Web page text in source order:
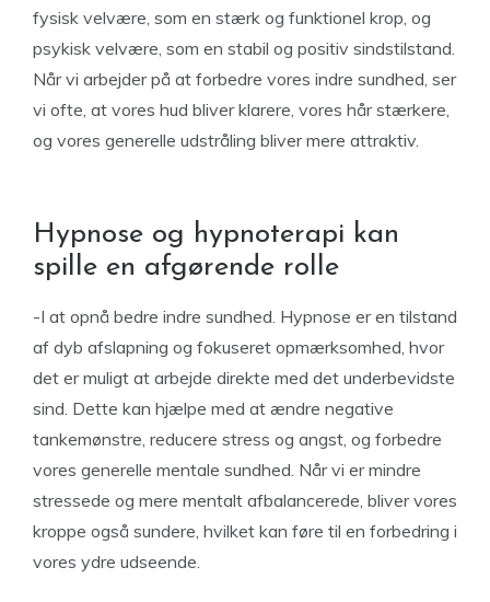
fysisk velvære, som en stærk og funktionel krop, og
psykisk velvære, som en stabil og positiv sindstilstand.
Når vi arbejder på at forbedre vores indre sundhed, ser
vi ofte, at vores hud bliver klarere, vores hår stærkere,
og vores generelle udstråling bliver mere attraktiv.
Hypnose og hypnoterapi kan
spille en afgørende rolle
-I at opnå bedre indre sundhed. Hypnose er en tilstand
af dyb afslapning og fokuseret opmærksomhed, hvor
det er muligt at arbejde direkte med det underbevidste
sind. Dette kan hjælpe med at ændre negative
tankemønstre, reducere stress og angst, og forbedre
vores generelle mentale sundhed. Når vi er mindre
stressede og mere mentalt afbalancerede, bliver vores
kroppe også sundere, hvilket kan føre til en forbedring i
vores ydre udseende.